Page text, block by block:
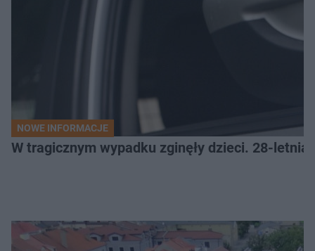
NOWE INFORMACJE
W tragicznym wypadku zginęły dzieci. 28-